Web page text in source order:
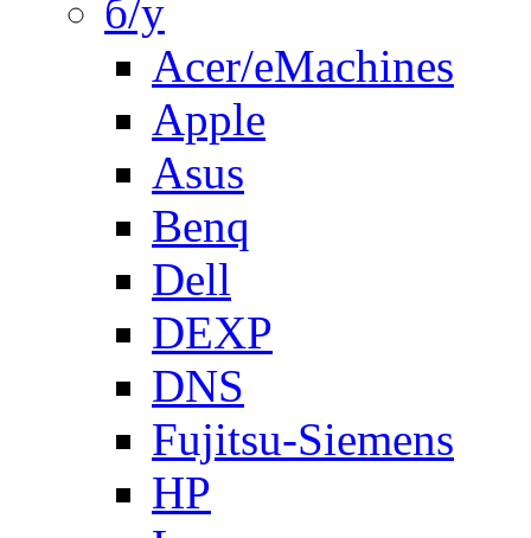
б/у
Acer/eMachines
Apple
Asus
Benq
Dell
DEXP
DNS
Fujitsu-Siemens
HP